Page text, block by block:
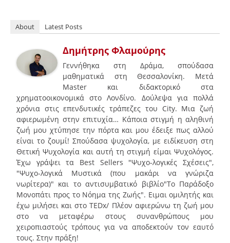
About Latest Posts
Δημήτρης Φλαμούρης
Γεννήθηκα στη Δράμα, σπούδασα
μαθηματικά στη Θεσσαλονίκη. Μετά
Master και διδακτορικό στα
χρηματοοικονομικά στο Λονδίνο. Δούλεψα για πολλά
χρόνια στις επενδυτικές τράπεζες του City. Μια ζωή
αφιερωμένη στην επιτυχία… Κάποια στιγμή η αληθινή
ζωή μου χτύπησε την πόρτα και μου έδειξε πως αλλού
είναι το ζουμί! Σπούδασα ψυχολογία, με ειδίκευση στη
Θετική Ψυχολογία και αυτή τη στιγμή είμαι Ψυχολόγος.
Έχω γράψει τα Best Sellers "Ψυχο-λογικές Σχέσεις",
"Ψυχο-λογικά Μυστικά (που μακάρι να γνώριζα
νωρίτερα)" και το αντισυμβατικό βιβλίο"To Παράδοξο
Μονοπάτι προς το Νόημα της Ζωής". Ειμαι ομιλητής και
έχω μιλήσει και στο ΤEDx/ Πλέον αφιερώνω τη ζωή μου
στο να μεταφέρω στους συνανθρώπους μου
χειροπιαστούς τρόπους για να αποδεκτούν τον εαυτό
τους. Στην πράξη!